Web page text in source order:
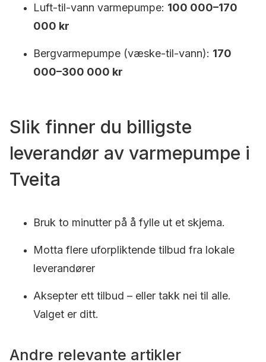
Luft-til-vann varmepumpe: 100 000–170
000 kr
Bergvarmepumpe (væske-til-vann): 170
000–300 000 kr
Slik finner du billigste
leverandør av varmepumpe i
Tveita
Bruk to minutter på å fylle ut et skjema.
Motta flere uforpliktende tilbud fra lokale
leverandører
Aksepter ett tilbud – eller takk nei til alle.
Valget er ditt.
Andre relevante artikler